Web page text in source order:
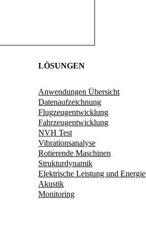
LÖSUNGEN
Anwendungen Übersicht
Datenaufzeichnung
Flugzeugentwicklung
Fahrzeugentwicklung​
NVH Test
Vibrationsanalyse
Rotierende Maschinen
Strukturdynamik​
Elektrische Leistung und Energie​
Akustik
Monitoring